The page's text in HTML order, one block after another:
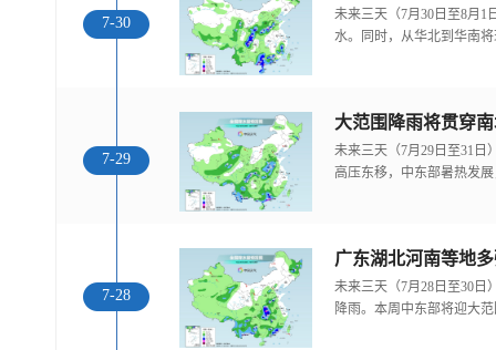
7-30
未来三天（7月30日至8月1
水。同时，从华北到华南
7-29
大范围降雨将贯穿
未来三天（7月29日至31日
高压东移，中东部暑热发
7-28
广东湖北河南等地
未来三天（7月28日至30日
降雨。本周中东部将迎大